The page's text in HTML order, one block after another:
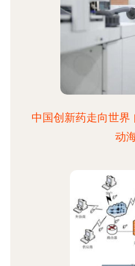
中国创新药走向世界
动